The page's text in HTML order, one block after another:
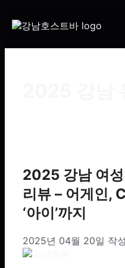
2025 강남 여
리뷰 – 어게인,
‘아이’까지
2025년 04월 20일 작